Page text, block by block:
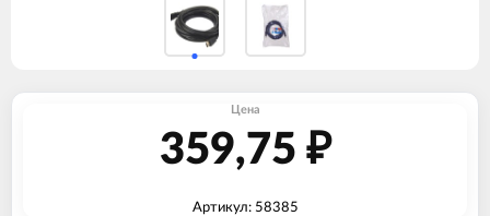
Цена
359,75 ₽
Артикул: 58385